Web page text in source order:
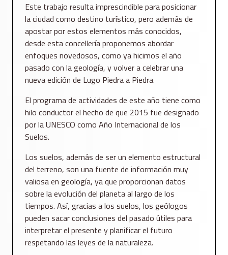
Este trabajo resulta imprescindible para posicionar
la ciudad como destino turístico, pero además de
apostar por estos elementos más conocidos,
desde esta concellería proponemos abordar
enfoques novedosos, como ya hicimos el año
pasado con la geología, y volver a celebrar una
nueva edición de Lugo Piedra a Piedra.
El programa de actividades de este año tiene como
hilo conductor el hecho de que 2015 fue designado
por la UNESCO como Año Internacional de los
Suelos.
Los suelos, además de ser un elemento estructural
del terreno, son una fuente de información muy
valiosa en geología, ya que proporcionan datos
sobre la evolución del planeta al largo de los
tiempos. Así, gracias a los suelos, los geólogos
pueden sacar conclusiones del pasado útiles para
interpretar el presente y planificar el futuro
respetando las leyes de la naturaleza.